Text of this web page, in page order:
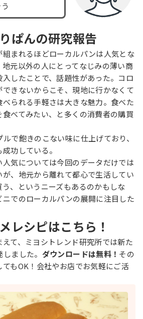
ぱんの研究報告
まれるほどローカルパンは人気とな
元以外の人にとってなじみの薄い商
したことで、話題性があった。コロ
きないからこそ、現地に行かなくて
られる手軽さは大きな魅力。食べた
べてみたい、と多くの消費者の購買
で飽きのこない味に仕上げており、
功している。
気については今回のデータだけでは
、地元から離れて都心で生活してい
、というニーズもあるのかもしな
でのローカルパンの展開に注目した
レシピはこちら！
て、ミヨシトレンド研究所では新た
ました。 ダウンロードは無料！ その
てもOK！会社やお店でお気軽にご活